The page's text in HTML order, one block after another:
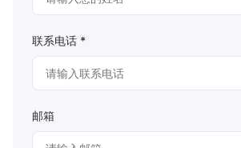
联系电话 *
邮箱